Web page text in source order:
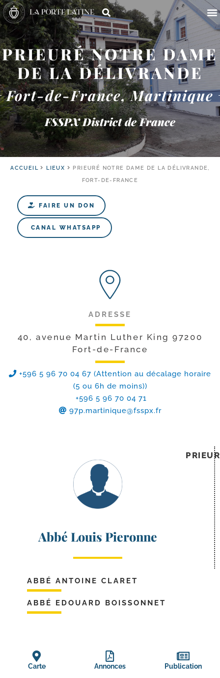
PRIEURÉ NOTRE DAME
DE LA DÉLIVRANDE
Fort-de-France, Martinique
FSSPX District de France
ACCUEIL LIEUX
PRIEURÉ NOTRE DAME DE LA DÉLIVRANDE,
FORT-DE-FRANCE
FAIRE UN DON
CANAL WHATSAPP
ADRESSE
40, avenue Martin Luther King 97200
Fort-de-France
+596 5 96 70 04 67 (Attention au décalage horaire
(5 ou 6h de moins))
+596 5 96 70 04 71
97p.martinique@fsspx.fr
Abbé Louis Pieronne
PRIEUR
ABBÉ ANTOINE CLARET
ABBÉ EDOUARD BOISSONNET
Carte Annonces Publication